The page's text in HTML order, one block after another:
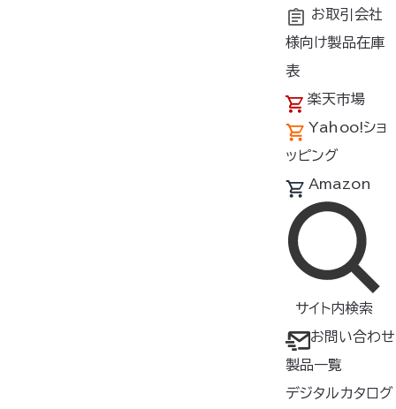
お取引会社
様向け製品在庫
表
楽天市場
Yahoo!ショ
ッピング
Amazon
サイト内検索
お問い合わせ
製品一覧
デジタルカタログ
ファンオプションパーツ
ファン保護ネット
FNP500
▸ ファンに木の枝などの異物を
入り込みにくくし、装着後も風量
を約83％*キープします
【対応ファン】 FAN2200 シリー